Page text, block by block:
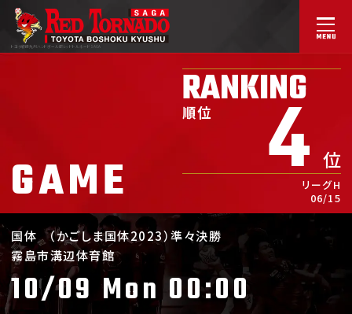
トヨタ紡織九州ハンドボール部レッドトルネードSAGA
GAME
RANKING
順位 4 位
リーグH
06/15
国体
（かごしま国体2023）準々決勝
霧島市溝辺体育館
10/09 Mon 00:00